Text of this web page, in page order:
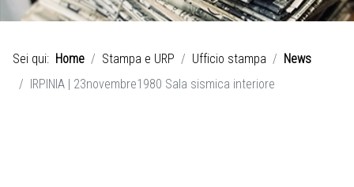
Sei qui: Home Stampa e URP Ufficio stampa
News
IRPINIA | 23novembre1980 Sala sismica interiore